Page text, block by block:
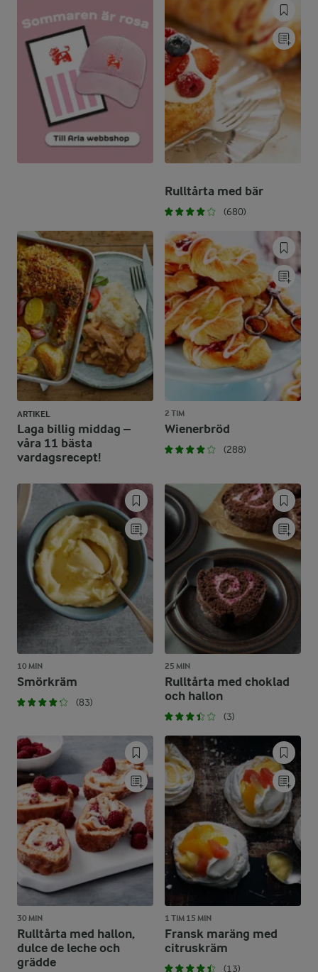
Rulltårta med bär
(680)
ARTIKEL
Laga billig middag –
våra 11 bästa
vardagsrecept!
2 TIM
Wienerbröd
(288)
10 MIN
Smörkräm
(83)
25 MIN
Rulltårta med choklad
och hallon
(3)
30 MIN
Rulltårta med hallon,
dulce de leche och
grädde
1 TIM 15 MIN
Fransk maräng med
citruskräm
(13)